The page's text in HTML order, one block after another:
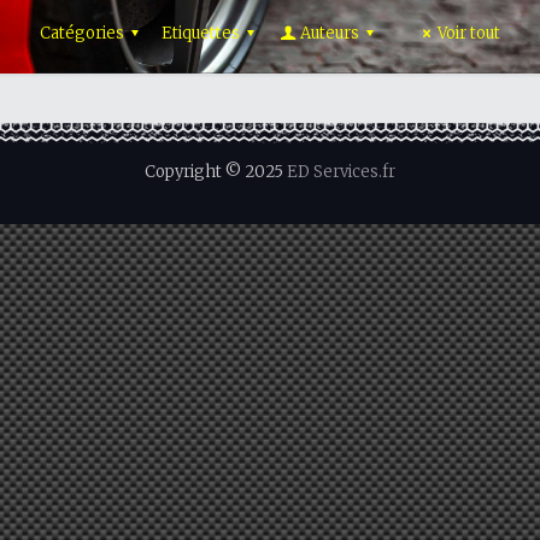
Catégories Etiquettes Auteurs Voir tout
Copyright © 2025 ED Services.fr